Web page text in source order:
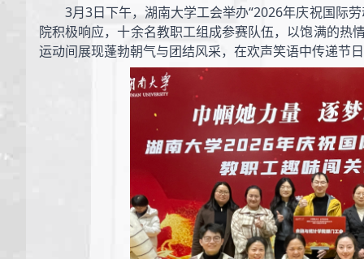
3月3日下午，湖南大学工会举办“2026年庆祝国际
院积极响应，十余名教职工组成参赛队伍，以饱满的热
运动间展现蓬勃朝气与团结风采，在欢声笑语中传递节